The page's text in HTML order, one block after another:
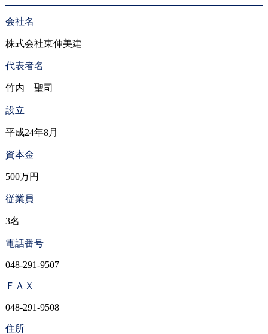
会社名
株式会社東伸美建
代表者名
竹内 聖司
設立
平成24年8月
資本金
500万円
従業員
3名
電話番号
048-291-9507
ＦＡＸ
048-291-9508
住所